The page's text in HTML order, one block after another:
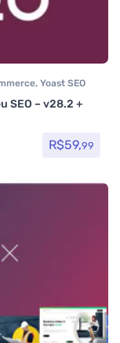
, Yoast SEO
SEO – v28.2 +
R$59,99